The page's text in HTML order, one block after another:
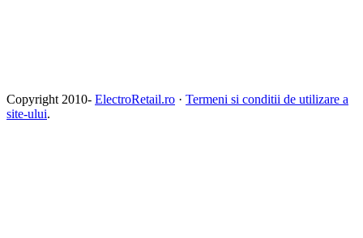
Copyright 2010- ElectroRetail.ro · Termeni si conditii de utilizare a
site-ului.